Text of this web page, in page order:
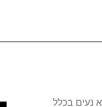
נעים בכלל